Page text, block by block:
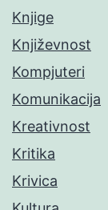
Knjige
Književnost
Kompjuteri
Komunikacija
Kreativnost
Kritika
Krivica